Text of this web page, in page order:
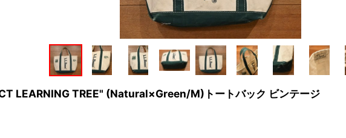
LEARNING TREE" (Natural×Green/M)トートバック ビンテージ